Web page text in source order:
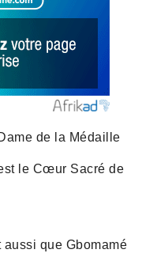
de la Médaille
le Cœur Sacré de
aussi que Gbomamé